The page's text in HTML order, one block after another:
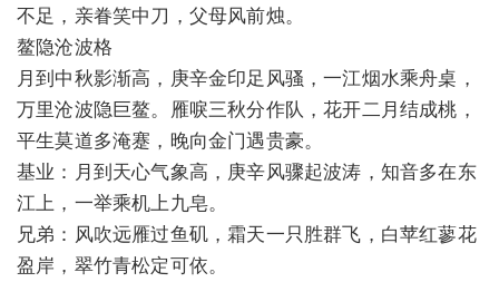
不足，亲眷笑中刀，父母风前烛。
鳌隐沧波格
月到中秋影渐高，庚辛金印足风骚，一江烟水乘舟桌，
万里沧波隐巨鳌。雁唳三秋分作队，花开二月结成桃，
平生莫道多淹蹇，晚向金门遇贵豪。
基业：月到天心气象高，庚辛风骤起波涛，知音多在东
江上，一举乘机上九皂。
兄弟：风吹远雁过鱼矶，霜天一只胜群飞，白苹红蓼花
盈岸，翠竹青松定可依。